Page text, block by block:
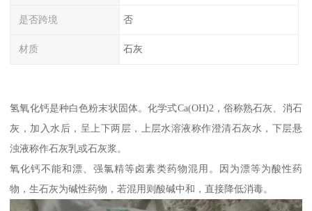
是否跨境 否
材质 石灰
氢氧化钙是种白色粉末状固体。化学式Ca(OH)2，俗称熟石灰、消石
灰，加入水后，呈上下两层，上层水溶液称作澄清石灰水，下层悬
浊液称作石灰乳或石灰浆。
氧化钙不能和漂、强氯精等卤素类药物混用。因为漂等为酸性药
物，生石灰为碱性药物，若混用则酸碱中和，直接降低消毒。